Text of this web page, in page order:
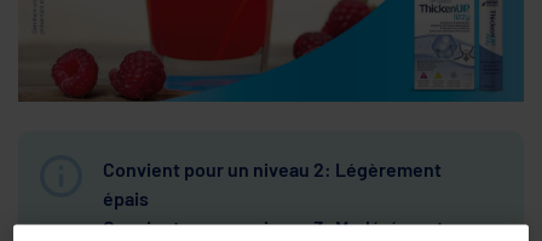
Convient pour un niveau 2: Légèrement
épais
Convient pour un niveau 3: Modérément